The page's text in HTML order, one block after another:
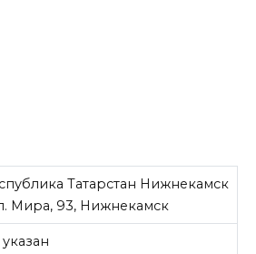
Татарстан Нижнекамск
Мира, 93, Нижнекамск